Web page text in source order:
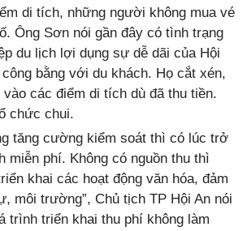
di tích, những người không mua vé
Ông Sơn nói gần đây có tình trạng
du lịch lợi dụng sự dễ dãi của Hội
bằng với du khách. Họ cắt xén,
vào các điểm di tích dù đã thu tiền.
chức chui.
tăng cường kiểm soát thì có lúc trở
miễn phí. Không có nguồn thu thì
khai các hoạt động văn hóa, đảm
môi trường”, Chủ tịch TP Hội An nói
trình triển khai thu phí không làm